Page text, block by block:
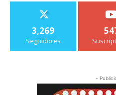
3,269
Seguidores
-